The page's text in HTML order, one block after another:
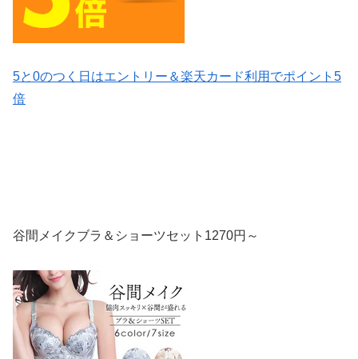
5と0のつく日はエントリー＆楽天カード利用でポイント5
倍
谷間メイクブラ＆ショーツセット1270円～